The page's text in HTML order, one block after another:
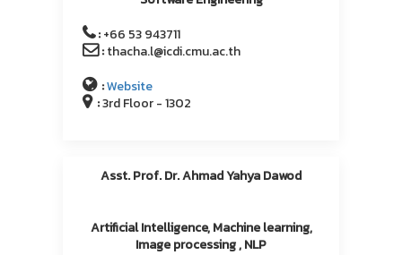
:+66 53 943711
:thacha.l@icdi.cmu.ac.th
:Website
:3rd Floor - 1302
Asst. Prof. Dr. Ahmad Yahya Dawod
Artificial Intelligence, Machine learning,
Image processing , NLP